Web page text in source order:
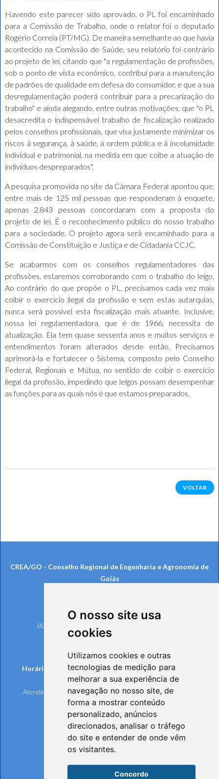
O nosso site usa
cookies
Utilizamos cookies e outras
tecnologias de medição para
melhorar a sua experiência de
navegação no nosso site, de
forma a mostrar conteúdo
personalizado, anúncios
direcionados, analisar o tráfego
do site e entender de onde vêm
os visitantes.
Concordo
Havendo este parecer sido aprovado, o PL foi encaminhado
para a Comissão de Trabalho, onde o relator foi o deputado
Rogério Correia (PT/MG). De maneira semelhante ao que havia
acontecido na Comissão de Saúde, seu relatório foi contrário
ao projeto de lei, citando que "a regulamentação de profissões,
sob o ponto de vista econômico, contribui para a manutenção
de padrões de qualidade em defesa do consumidor, e que a sua
desregulamentação poderá contribuir para a precarização do
trabalho" e ainda alegando, entre outras motivações, que "o PL
desacredita o indispensável trabalho de fiscalização realizado
pelos conselhos profissionais, que visa justamente minimizar os
riscos à segurança, à saúde, à ordem pública e à incolumidade
individual e patrimonial, na medida em que coíbe a atuação de
indivíduos despreparados".
A pesquisa promovida no site da Câmara Federal apontou que,
entre mais de 125 mil pessoas que responderam à enquete,
apenas 2.843 pessoas concordaram com a proposta do
projeto de lei. É o reconhecimento público do nosso trabalho
para a sociedade. O projeto agora será encaminhado para a
Comissão de Constituição e Justiça e de Cidadania CCJC.
Se acabarmos com os conselhos regulamentadores das
profissões, estaremos corroborando com o trabalho do leigo.
Ao contrário do que propõe o PL, precisamos cada vez mais
coibir o exercício ilegal da profissão e sem estas autarquias,
nunca será possível esta fiscalização mais atuante. Inclusive,
nossa lei regulamentadora, que é de 1966, necessita de
atualização. Ela tem quase sessenta anos e muitos serviços e
entendimentos foram alterados desde então. Precisamos
aprimorá-la e fortalecer o Sistema, composto pelo Conselho
Federal, Regionais e Mútua, no sentido de coibir o exercício
ilegal da profissão, impedindo que leigos possam desempenhar
as funções para as quais nós é que estamos preparados.
VOLTAR
CREA/GO - Conselho Regional de Engenharia e Agronomia de
Goiás
Telefones:
(62) 3221-6200 (Goiânia e Região Metropolitana)
0800 642 6598 (Demais Localidades)
Horários de funcionamento de Segunda à Sexta-feira:
Atendimento Online e Telefônico: 8h às 17h
Atendimento Presencial: 8h às 17h, mediante agendamento